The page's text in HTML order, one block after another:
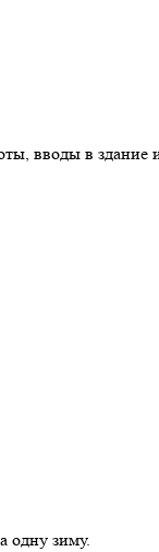
вводы в
одну зиму.